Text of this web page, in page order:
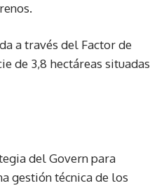
a través del Factor de
de 3,8 hectáreas situadas
del Govern para
gestión técnica de los